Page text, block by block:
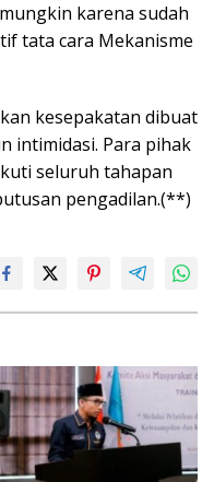
karena sudah
tata cara Mekanisme
kesepakatan dibuat
intimidasi. Para pihak
seluruh tahapan
pengadilan.(**)